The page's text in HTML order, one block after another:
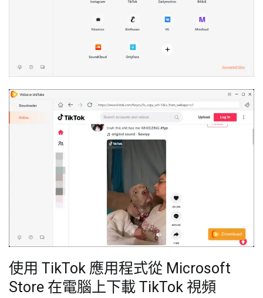
使用 TikTok 應用程式從 Microsoft
Store 在電腦上下載 TikTok 視頻